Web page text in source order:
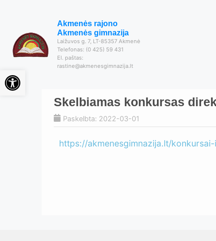
Akmenės rajono
Akmenės gimnazija
Laižuvos g. 7, LT-85357 Akmenė
Telefonas: (0 425) 59 431
El. paštas:
rastine@akmenesgimnazija.lt
Skelbiamas konkursas
Paskelbta: 2022-03-01
https://akmenesgimnazija.lt/
Open toolbar